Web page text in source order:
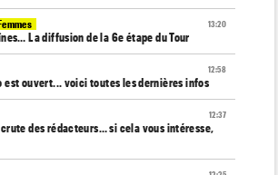
13:20
La diffusion de la 6e étape du Tour
12:58
est ouvert... voici toutes les dernières infos
12:37
des rédacteurs… si cela vous intéresse,